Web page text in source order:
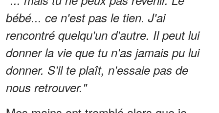
bébé... ce n'est pas le tien. J'ai
rencontré quelqu'un d'autre. Il peut lui
donner la vie que tu n'as jamais pu lui
donner. S'il te plaît, n'essaie pas de
nous retrouver."